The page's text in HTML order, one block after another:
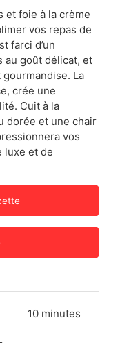
et foie à la crème
vos repas de
farci d’un
au goût délicat, et
La
crée une
Cuit à la
dorée et une chair
vos
luxe et de
10 minutes